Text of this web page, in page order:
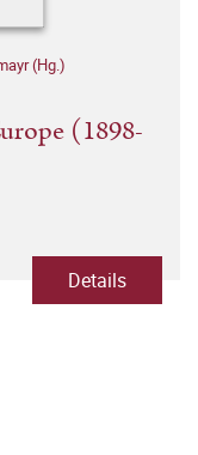
(Hg.)
(1898-
Details